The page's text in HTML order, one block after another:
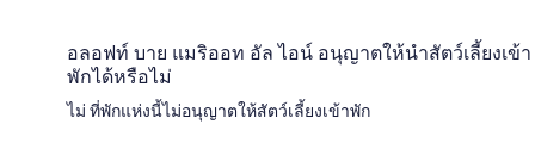
อลอฟท์ บาย แมริออท อัล ไอน์ อนุญาตให้นำสัตว์เลี้ยงเข้า
พักได้หรือไม่
ไม่ ที่พักแห่งนี้ไม่อนุญาตให้สัตว์เลี้ยงเข้าพัก